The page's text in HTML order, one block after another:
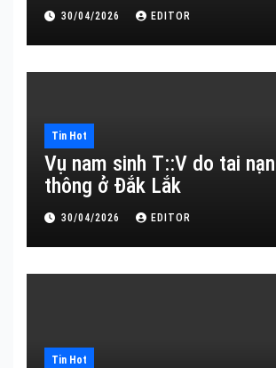
30/04/2026 EDITOR
Tin Hot
Vụ nam sinh T::V do tai
thông ở Đắk Lắk
30/04/2026 EDITOR
Tin Hot